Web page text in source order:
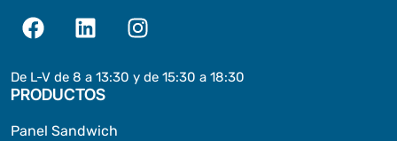
De L-V de 8 a 13:30 y de 15:30 a 18:30
PRODUCTOS
Panel Sandwich